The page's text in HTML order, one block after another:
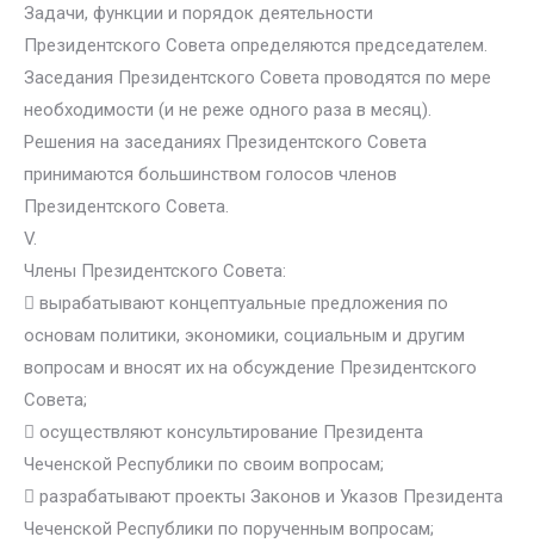
Задачи, функции и порядок деятельности
Президентского Совета определяются председателем.
Заседания Президентского Совета проводятся по мере
необходимости (и не реже одного раза в месяц).
Решения на заседаниях Президентского Совета
принимаются большинством голосов членов
Президентского Совета.
V.
Члены Президентского Совета:
 вырабатывают концептуальные предложения по
основам политики, экономики, социальным и другим
вопросам и вносят их на обсуждение Президентского
Совета;
 осуществляют консультирование Президента
Чеченской Республики по своим вопросам;
 разрабатывают проекты Законов и Указов Президента
Чеченской Республики по порученным вопросам;